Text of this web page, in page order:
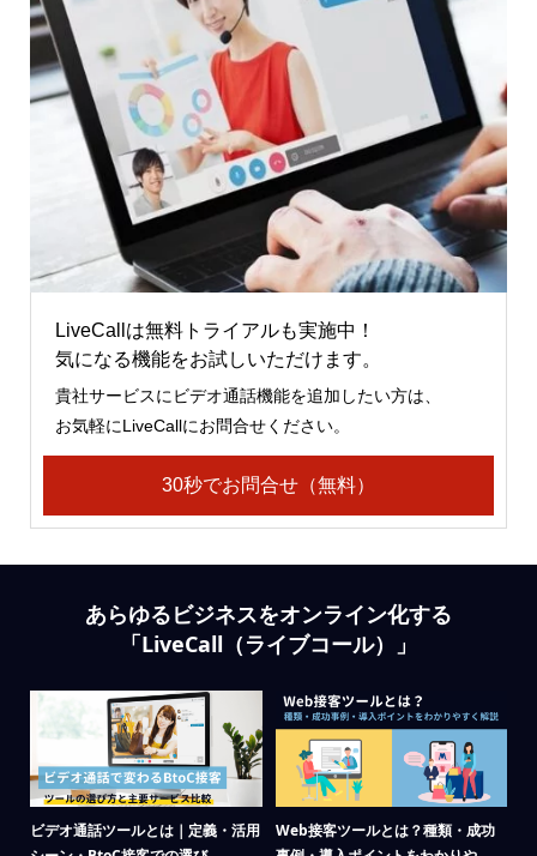
LiveCallは無料トライアルも実施中！
気になる機能をお試しいただけます。
貴社サービスにビデオ通話機能を追加したい方は、
お気軽にLiveCallにお問合せください。
30秒でお問合せ（無料）
あらゆるビジネスをオンライン化する
「LiveCall（ライブコール）」
Web接客ツールとは？種類・成功
リモートサポートツールにLiveCall